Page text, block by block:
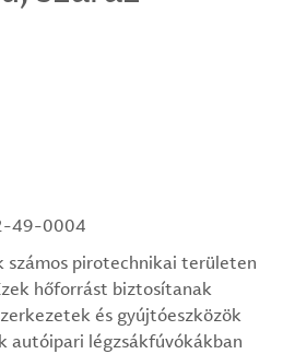
49-0004
számos pirotechnikai területen
hőforrást biztosítanak
és gyújtóeszközök
autóipari légzsákfúvókákban